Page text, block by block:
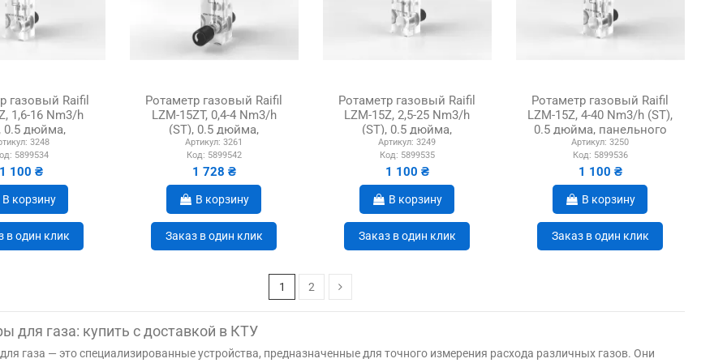
газовый Raifil
1,6-16 Nm3/h
0.5 дюйма,
типа
3248
5899534
1 100 ₴
В корзину
в один клик
Ротаметр газовый Raifil
LZM-15ZT, 0,4-4 Nm3/h
(ST), 0.5 дюйма,
панельного типа
Артикул: 3261
Код: 5899542
1 728 ₴
В корзину
Заказ в один клик
Ротаметр газовый Raifil
LZM-15Z, 2,5-25 Nm3/h
(ST), 0.5 дюйма,
панельного типа
Артикул: 3249
Код: 5899535
1 100 ₴
В корзину
Заказ в один клик
Ротаметр газовый Raifil
LZM-15Z, 4-40 Nm3/h (ST),
0.5 дюйма, панельного
типа
Артикул: 3250
Код: 5899536
1 100 ₴
В корзину
Заказ в один клик
1 2
для газа: купить с доставкой в КТУ
газа — это специализированные устройства, предназначенные для точного измерения расхода различных газов. Они